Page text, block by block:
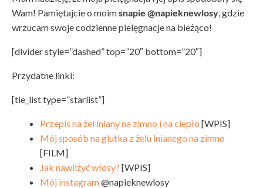
Wam! Pamiętajcie o moimsnapie @napieknewlosy, gdzie
wrzucam swoje codzienne pielęgnacje na bieżąco!
[divider style=”dashed” top=”20″ bottom=”20″]
Przydatne linki:
[tie_list type=”starlist”]
Przepis na żel lniany na zimno i na ciepło [WPIS]
Mój sposób na glutka z żelu lnianego na zimno
[FILM]
Jak nawilżyć włosy? [WPIS]
Mój instagram@napieknewlosy